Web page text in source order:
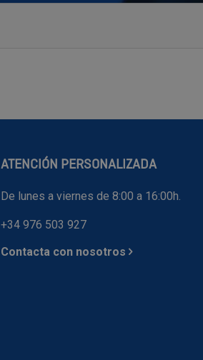
ATENCIÓN PERSONALIZADA
De lunes a viernes de 8:00 a 16:00h.
+34 976 503 927
Contacta con nosotros